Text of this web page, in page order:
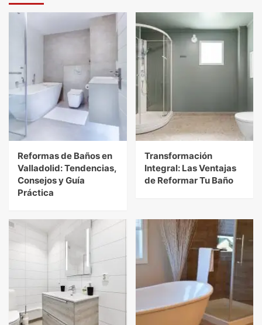
Reformas de Baños en
Valladolid: Tendencias,
Consejos y Guía
Práctica
Transformación
Integral: Las Ventajas
de Reformar Tu Baño